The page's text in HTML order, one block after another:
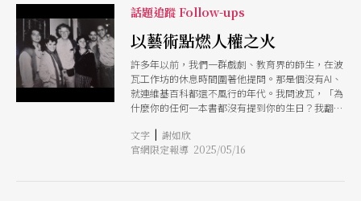
矛盾張力。它的策展主軸聚焦「聆聽、記憶與抵
抗」，既尊重馬戲作為傳統藝術的歷史，也鼓勵藝
術家以自身的文化背景、性別、種族與土地為養分
進行創作，展示當代馬戲的複數性與生命力文化多
樣性被視為創造的力量，非主流的聲音與美學在此
找到空間，瓦解傳統敘事。 為期17天的活動，匯
聚來自巴西及阿根廷、法國、南非等國共 24 個團
隊與藝術家，帶來40個作品，邀請觀眾見證，馬戲
根本的人與人之間的邊界。
話題追蹤 Follow-ups
以藝術點燃人權之火
許多年以前，我們一群戲劇、教育界的師生，在波
瓦工作坊的休息時間圍著他提問。那是個沒有AI、
就連維基百科都還不風行的年代。我問波瓦，「為
什麼你的任何一本書都沒有提到你的生日？我翻遍
著，是啊，的確都沒提到，到底是哪一天？他邊喝
著咖啡邊笑著對我說，那你現在知道了嗎？我很驕
文字 | 謝如欣
官網限定報導 2025/05/16